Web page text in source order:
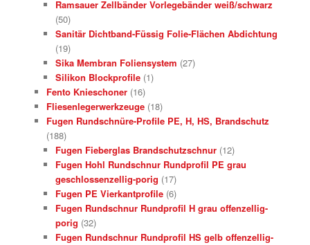
Ramsauer Zellbänder Vorlegebänder weiß/schwarz
(50)
Sanitär Dichtband-Füssig Folie-Flächen Abdichtung
(19)
Sika Membran Foliensystem (27)
Silikon Blockprofile (1)
Fento Knieschoner (16)
Fliesenlegerwerkzeuge (18)
Fugen Rundschnüre-Profile PE, H, HS, Brandschutz
(188)
Fugen Fieberglas Brandschutzschnur (12)
Fugen Hohl Rundschnur Rundprofil PE grau
geschlossenzellig-porig (17)
Fugen PE Vierkantprofile (6)
Fugen Rundschnur Rundprofil H grau offenzellig-
porig (32)
Fugen Rundschnur Rundprofil HS gelb offenzellig-